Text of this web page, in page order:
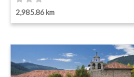
2,985.86 km